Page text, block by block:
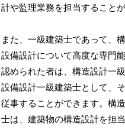
計や監理業務を担当することが
また、一級建築士であって、
設備設計について高度な専門
認められた者は、構造設計一
設備設計一級建築士として、
従事することができます。構
士は、建築物の構造設計を担